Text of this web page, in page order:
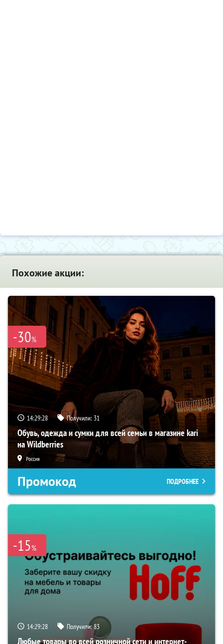
Похожие акции:
-30%
14:29:27 Получили: 31
Обувь, одежда и сумки для всей семьи в магазине kari
на Wildberries
Россия
Промокод ПОДРОБНЕЕ
-15%
14:29:27 Получили:83
Любые товары во всей розничной сети и интернет-